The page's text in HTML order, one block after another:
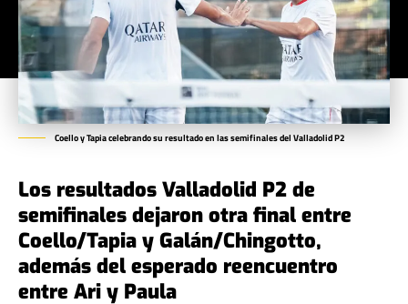
Coello y Tapia celebrando su resultado en las semifinales del Valladolid P2
Los resultados Valladolid P2 de
semifinales dejaron otra final entre
Coello/Tapia y Galán/Chingotto,
además del esperado reencuentro
entre Ari y Paula